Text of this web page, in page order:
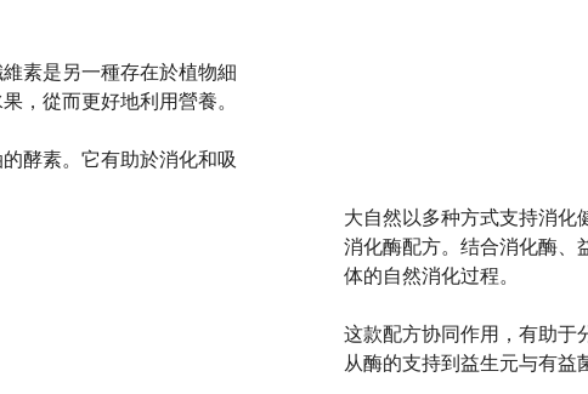
素是另一種存在於植物細
，從而更好地利用營養。
酵素。它有助於消化和吸
大自然以多种方式支持消
消化酶配方。结合消化酶、
体的自然消化过程。
这款配方协同作用，有助于
从酶的支持到益生元与有益